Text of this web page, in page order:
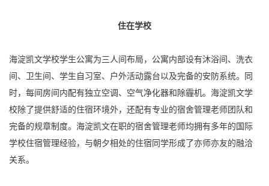
住在学校
海淀凯文学校学生公寓为三人间布局，公寓内部设有沐浴间、洗衣
间、卫生间、学生自习室、户外活动露台以及完备的安防系统。同
时，每间房间内配有独立空调、空气净化器和除霾机。海淀凯文学
校除了提供舒适的住宿环境外，还配有专业的宿舍管理老师团队和
完备的规章制度。海淀凯文在职的宿舍管理老师均拥有多年的国际
学校住宿管理经验，与朝夕相处的住宿同学形成了亦师亦友的融洽
关系。